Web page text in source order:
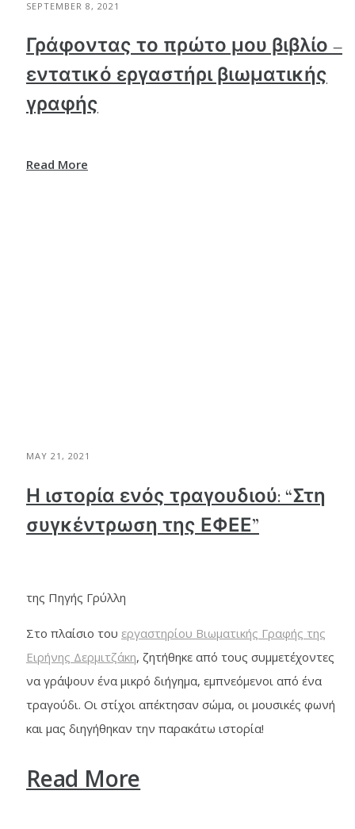
SEPTEMBER 8, 2021
Γράφοντας το πρώτο μου βιβλίο –
εντατικό εργαστήρι βιωματικής
γραφής
Read More
MAY 21, 2021
Η ιστορία ενός τραγουδιού: “Στη
συγκέντρωση της ΕΦΕΕ”
της Πηγής Γρύλλη
Στο πλαίσιο του εργαστηρίου Βιωματικής Γραφής της
Ειρήνης Δερμιτζάκη, ζητήθηκε από τους συμμετέχοντες
να γράψουν ένα μικρό διήγημα, εμπνεόμενοι από ένα
τραγούδι. Οι στίχοι απέκτησαν σώμα, οι μουσικές φωνή
και μας διηγήθηκαν την παρακάτω ιστορία!
Read More